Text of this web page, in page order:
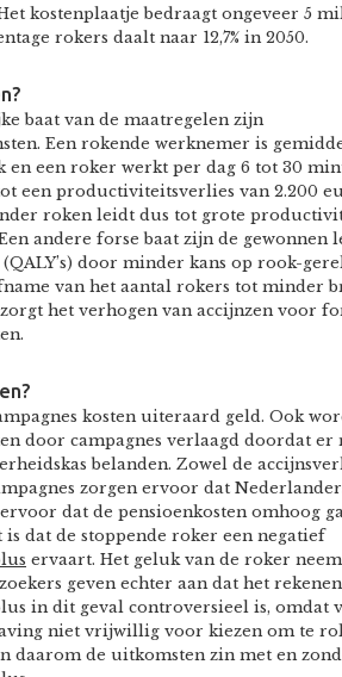
kostenplaatje bedraagt ongeveer 5
rokers daalt naar 12,7% in 2050.
baat van de maatregelen zijn
Een rokende werknemer is
en een roker werkt per dag 6 tot 30
een productiviteitsverlies van 2.200
roken leidt dus tot grote
andere forse baat zijn de gewonnen
door minder kans op rook-
van het aantal rokers tot minder
het verhogen van accijnzen voor
kosten uiteraard geld. Ook
door campagnes verlaagd doordat er
belanden. Zowel de
zorgen ervoor dat
dat de pensioenkosten omhoog
is dat de stoppende roker een negatief
ervaart. Het geluk van de roker
geven echter aan dat het
in dit geval controversieel is, omdat
niet vrijwillig voor kiezen om te
daarom de uitkomsten zin met en